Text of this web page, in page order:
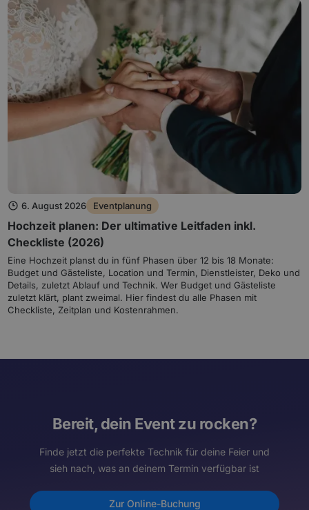
6. August 2026 Eventplanung
Hochzeit planen: Der ultimative Leitfaden inkl.
Checkliste (2026)
Eine Hochzeit planst du in fünf Phasen über 12 bis 18 Monate:
Budget und Gästeliste, Location und Termin, Dienstleister, Deko und
Details, zuletzt Ablauf und Technik. Wer Budget und Gästeliste
zuletzt klärt, plant zweimal. Hier findest du alle Phasen mit
Checkliste, Zeitplan und Kostenrahmen.
Bereit, dein Event zu rocken?
Finde jetzt die perfekte Technik für deine Feier und
sieh nach, was an deinem Termin verfügbar ist
Zur Online-Buchung